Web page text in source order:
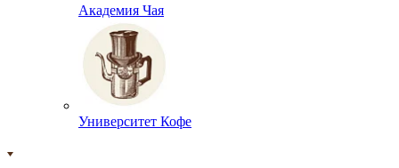
Академия Чая
Университет Кофе